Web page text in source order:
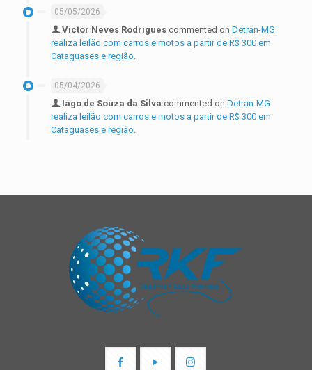
05/05/2026
Victor Neves Rodrigues commented on Detran-MG
realiza leilão com carros e motos a partir de R$ 300 em
Cataguases e região.
05/04/2026
Iago de Souza da Silva commented on Detran-MG
realiza leilão com carros e motos a partir de R$ 300 em
Cataguases e região.